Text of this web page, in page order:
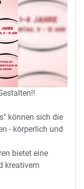
können sich die
- körperlich und
bietet eine
kreativem